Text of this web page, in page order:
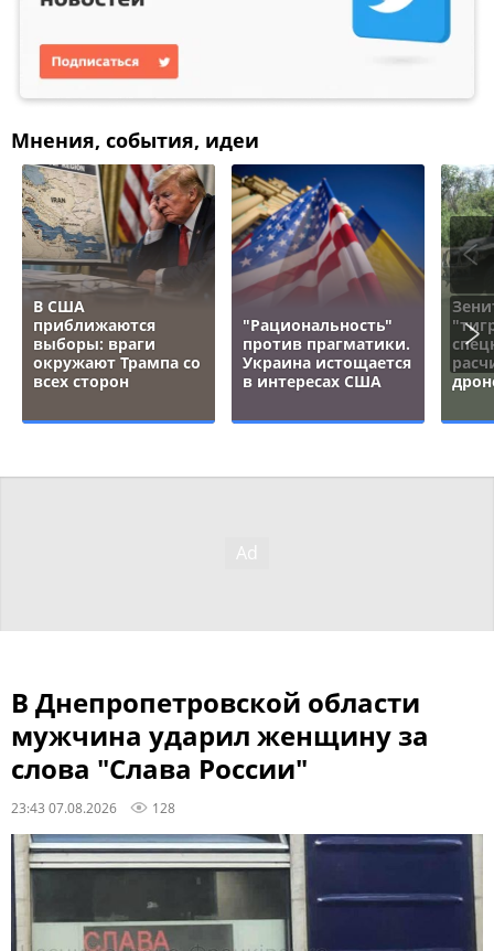
Мнения, события, идеи
В США
приближаются
выборы: враги
окружают Трампа со
всех сторон
"Рациональность"
против прагматики.
Украина истощается
в интересах США
В Днепропетровской области
мужчина ударил женщину за
слова "Слава России"
23:43 07.08.2026 128